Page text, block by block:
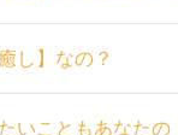
し】なの？
いこともあなたの